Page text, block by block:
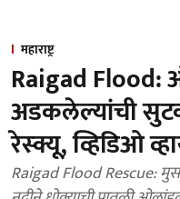
महाराष्ट्र
Raigad Flood:
अडकलेल्यांची
रेस्क्यू, व्हिडिओ
Raigad Flood Rescue: मुसळधार पावसामुळे रायगडमधील अंबा